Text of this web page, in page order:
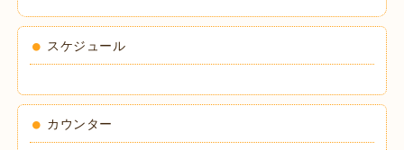
スケジュール
カウンター